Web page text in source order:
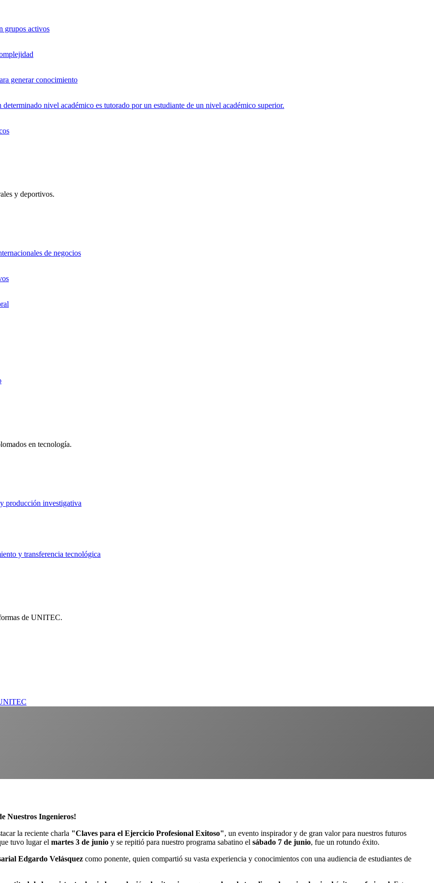
grupos activos
generar conocimiento
nivel académico es tutorado por un estudiante de un nivel académico superior.
y deportivos.
de negocios
en tecnología.
producción investigativa
y transferencia tecnológica
de UNITEC.
Nuestros Ingenieros!
la reciente charla "Claves para el Ejercicio Profesional Exitoso", un evento inspirador y de gran valor para nuestros futuros
tuvo lugar el martes 3 de junio y se repitió para nuestro programa sabatino el sábado 7 de junio, fue un rotundo éxito.
Edgardo Velásquez como ponente, quien compartió su vasta experiencia y conocimientos con una audiencia de estudiantes de